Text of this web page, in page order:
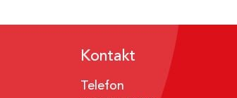
Kontakt
Telefon